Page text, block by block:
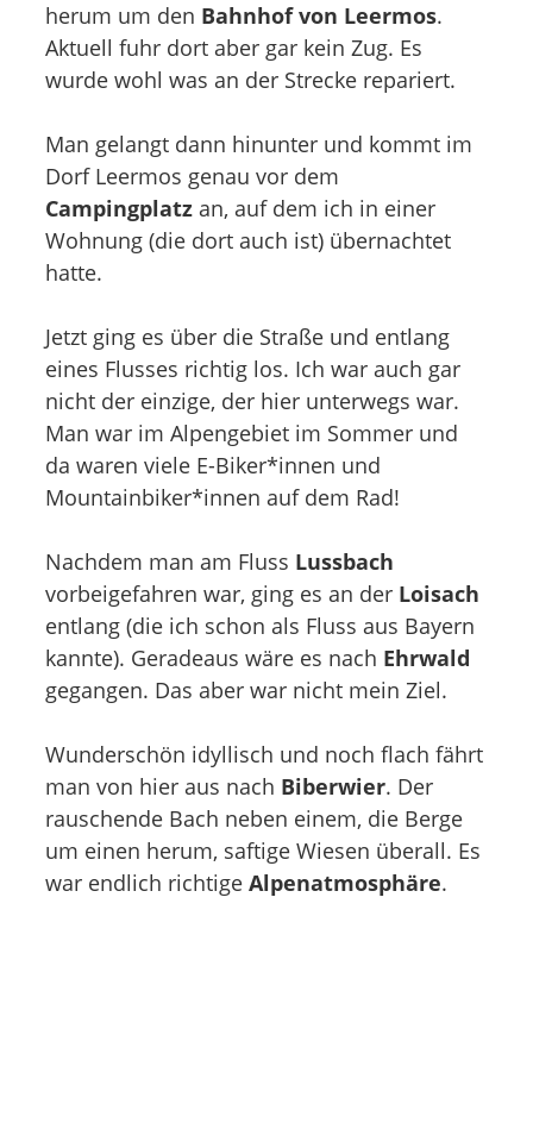
herum um den Bahnhof von Leermos.
Aktuell fuhr dort aber gar kein Zug. Es
wurde wohl was an der Strecke repariert.
Man gelangt dann hinunter und kommt im
Dorf Leermos genau vor dem
Campingplatz an, auf dem ich in einer
Wohnung (die dort auch ist) übernachtet
hatte.
Jetzt ging es über die Straße und entlang
eines Flusses richtig los. Ich war auch gar
nicht der einzige, der hier unterwegs war.
Man war im Alpengebiet im Sommer und
da waren viele E-Biker*innen und
Mountainbiker*innen auf dem Rad!
Nachdem man am Fluss Lussbach
vorbeigefahren war, ging es an der Loisach
entlang (die ich schon als Fluss aus Bayern
kannte). Geradeaus wäre es nach Ehrwald
gegangen. Das aber war nicht mein Ziel.
Wunderschön idyllisch und noch flach fährt
man von hier aus nach Biberwier. Der
rauschende Bach neben einem, die Berge
um einen herum, saftige Wiesen überall. Es
war endlich richtige Alpenatmosphäre.